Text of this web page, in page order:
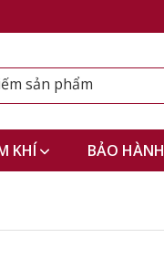
KHÍ BẢO HÀNH